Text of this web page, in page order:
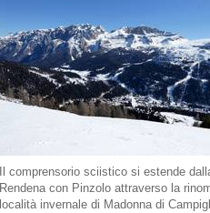
Il comprensorio sciistico si estende
Rendena con Pinzolo attraverso la
località invernale di Madonna di